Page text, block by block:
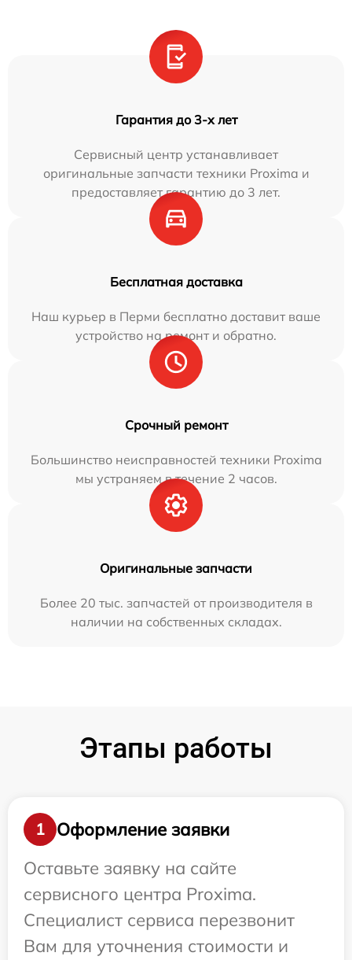
Гарантия до 3-х лет
Сервисный центр устанавливает
оригинальные запчасти техники Proxima и
предоставляет гарантию до 3 лет.
Бесплатная доставка
Наш курьер в Перми бесплатно доставит ваше
устройство на ремонт и обратно.
Срочный ремонт
Большинство неисправностей техники Proxima
мы устраняем в течение 2 часов.
Оригинальные запчасти
Более 20 тыс. запчастей от производителя в
наличии на собственных складах.
Этапы работы
1
Оформление заявки
Оставьте заявку на сайте
сервисного центра Proxima.
Специалист сервиса перезвонит
Вам для уточнения стоимости и